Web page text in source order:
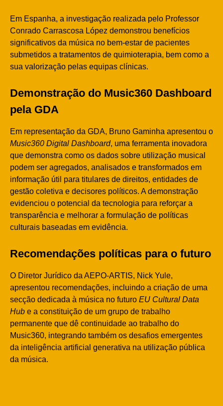
Em Espanha, a investigação realizada pelo Professor
Conrado Carrascosa López demonstrou benefícios
significativos da música no bem-estar de pacientes
submetidos a tratamentos de quimioterapia, bem como a
sua valorização pelas equipas clínicas.
Demonstração do Music360 Dashboard
pela GDA
Em representação da GDA, Bruno Gaminha apresentou o
Music360 Digital Dashboard, uma ferramenta inovadora
que demonstra como os dados sobre utilização musical
podem ser agregados, analisados e transformados em
informação útil para titulares de direitos, entidades de
gestão coletiva e decisores políticos. A demonstração
evidenciou o potencial da tecnologia para reforçar a
transparência e melhorar a formulação de políticas
culturais baseadas em evidência.
Recomendações políticas para o futuro
O Diretor Jurídico da AEPO-ARTIS, Nick Yule,
apresentou recomendações, incluindo a criação de uma
secção dedicada à música no futuro EU Cultural Data
Hub e a constituição de um grupo de trabalho
permanente que dê continuidade ao trabalho do
Music360, integrando também os desafios emergentes
da inteligência artificial generativa na utilização pública
da música.